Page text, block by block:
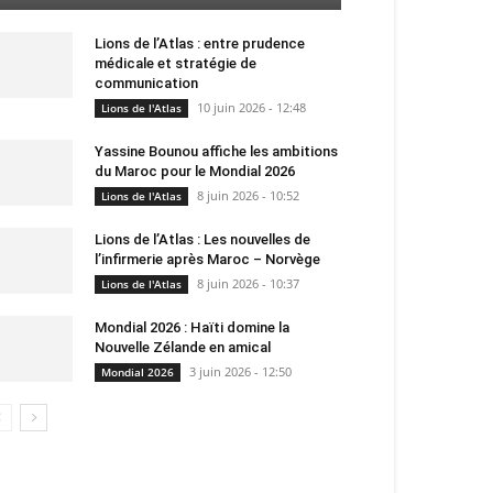
Lions de l’Atlas : entre prudence
médicale et stratégie de
communication
Lions de l'Atlas 10 juin 2026 - 12:48
Yassine Bounou affiche les ambitions
du Maroc pour le Mondial 2026
Lions de l'Atlas 8 juin 2026 - 10:52
Lions de l’Atlas : Les nouvelles de
l’infirmerie après Maroc – Norvège
Lions de l'Atlas 8 juin 2026 - 10:37
Mondial 2026 : Haïti domine la
Nouvelle Zélande en amical
Mondial 2026 3 juin 2026 - 12:50